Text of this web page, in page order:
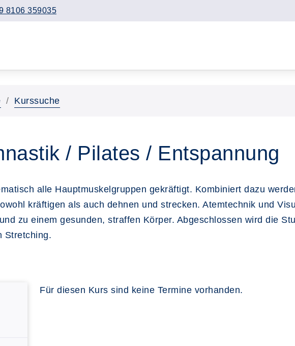
8106 359035
Kurssuche
/ Pilates / Entspannung
alle Hauptmuskelgruppen gekräftigt. Kombiniert dazu
kräftigen als auch dehnen und strecken. Atemtechnik und
zu einem gesunden, straffen Körper. Abgeschlossen wird die
Stretching.
Für diesen Kurs sind keine Termine vorhanden.